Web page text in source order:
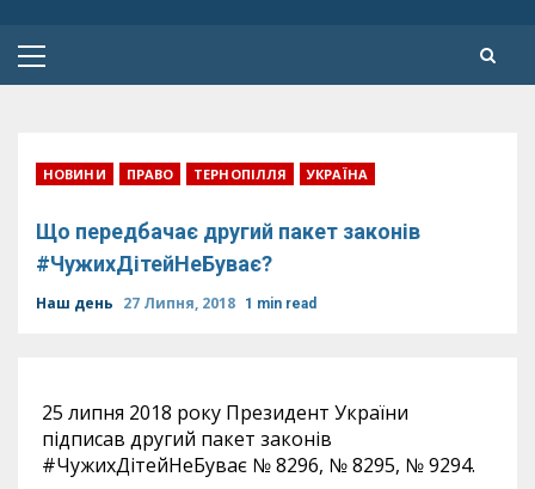
Primary
НОВИНИ ПРАВО ТЕРНОПІЛЛЯ УКРАЇНА
Що передбачає другий пакет законів
#ЧужихДітейНеБуває?
Наш день 27 Липня, 2018 1 min read
25 липня 2018 року Президент України
підписав другий пакет законів
#ЧужихДітейНеБуває № 8296, № 8295, № 9294.